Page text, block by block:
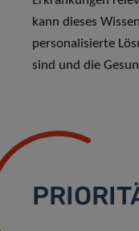
kann dieses
personalisierte
sind und die